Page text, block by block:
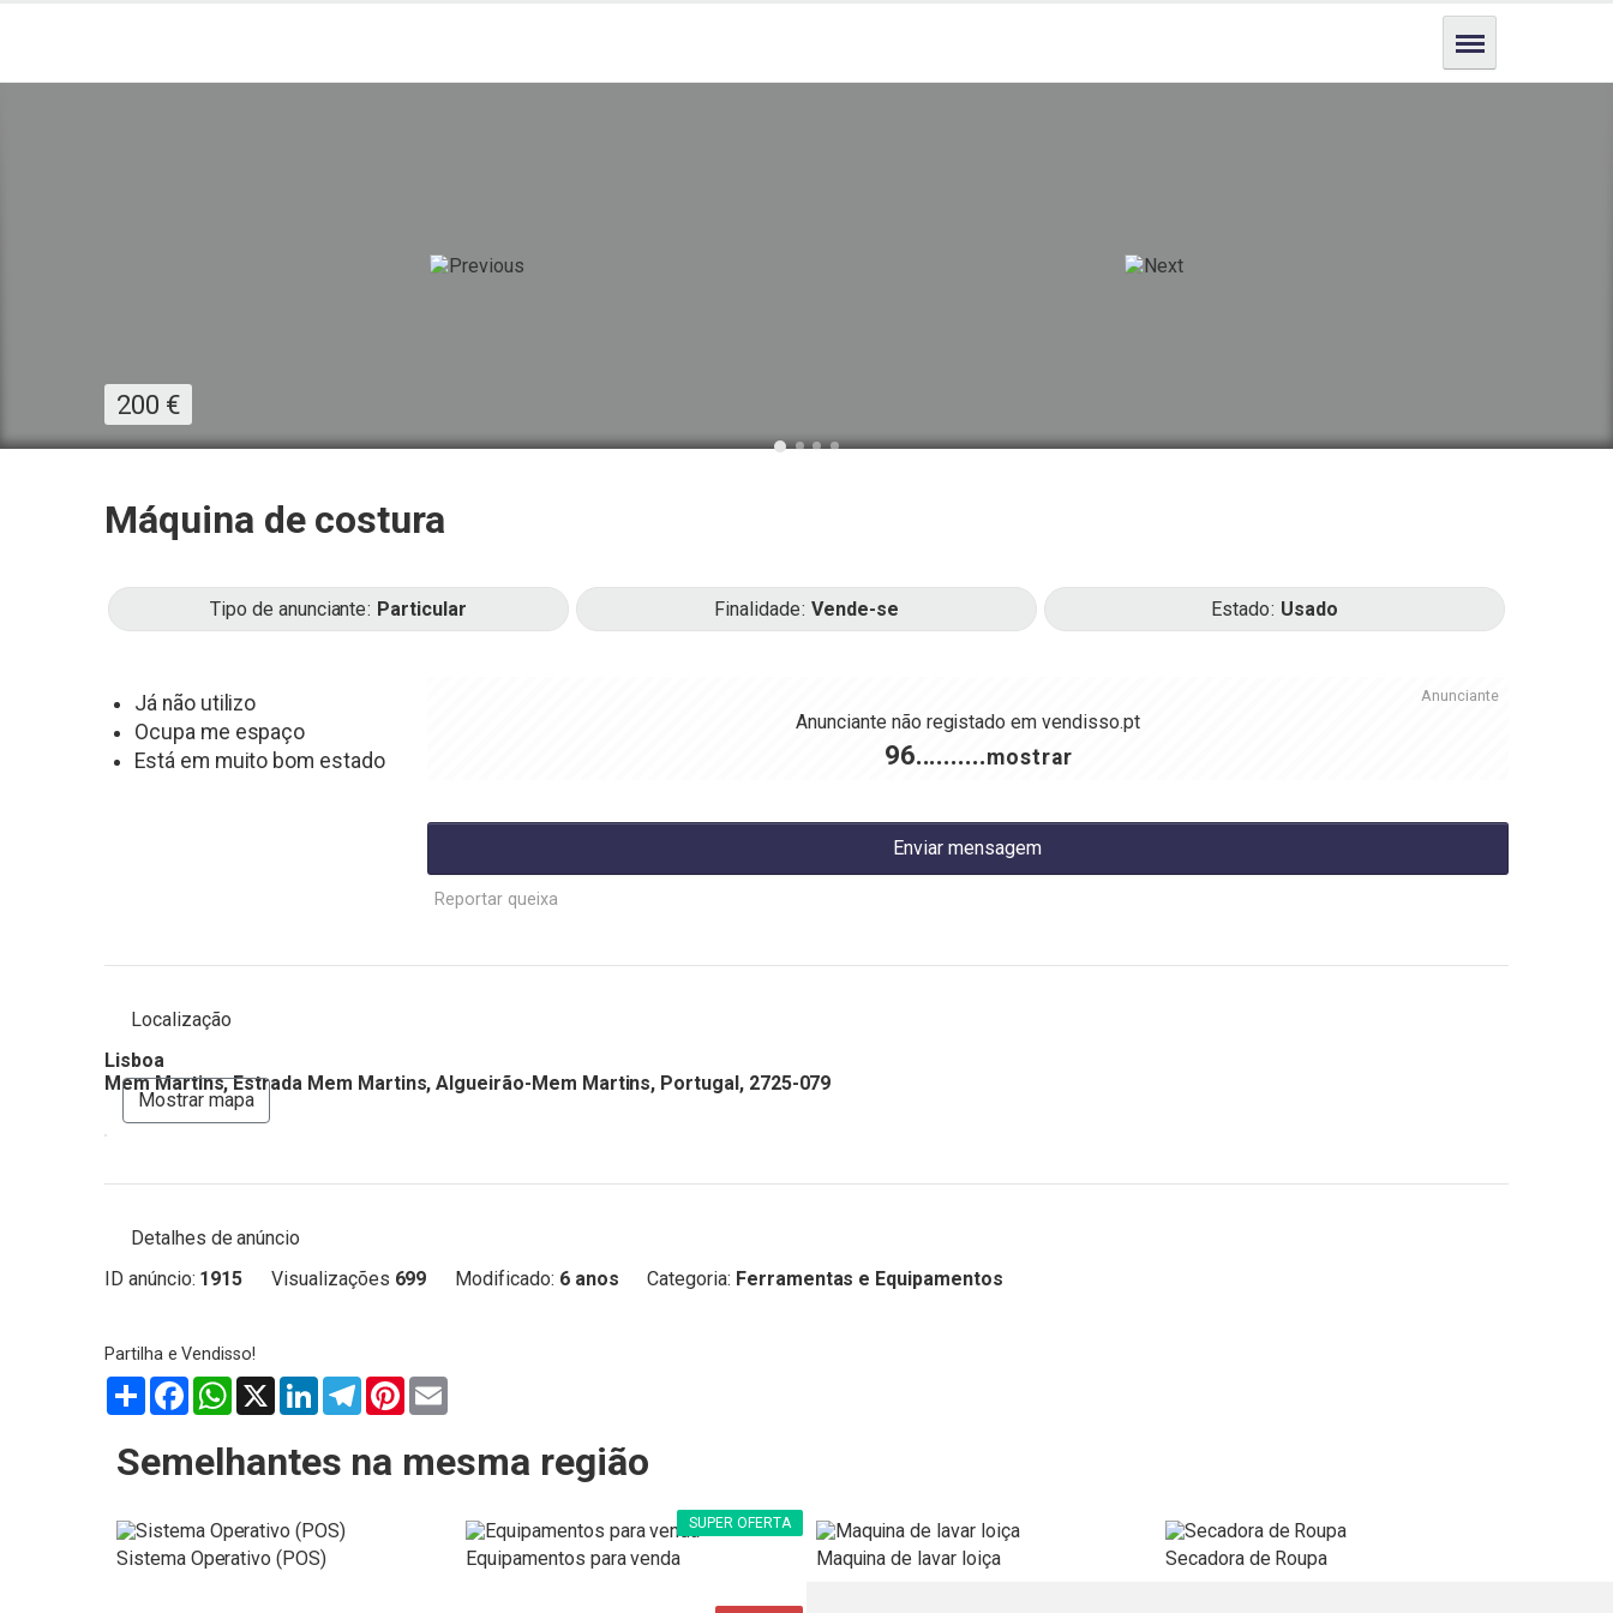
Máquina de costura
200 €
Tipo de anunciante Particular Finalidade Vende-se Estado Usado
Já não utilizo
Ocupa me espaço
Está em muito bom estado
96..........mostrar
Anunciante
Anunciante não registado emvendisso.pt
Enviar mensagem
Reportar queixa
Localização
Lisboa
Mem Martins, Estrada Mem Martins, Algueirão-Mem Martins, Portugal, 2725-079
Mostrar mapa
Detalhes de anúncio
ID anúncio: 1915 Visualizações 699 Modificado: 6 anos Categoria: Ferramentas e Equipamentos
PartilharFacebookWhatsApp
X LinkedInTelegramPinterest
Semelhantes na mesma região
Sistema Operativo (POS) Equipamentos para venda
SUPER OFERTA
Maquina de lavar loiça Secadora de Roupa